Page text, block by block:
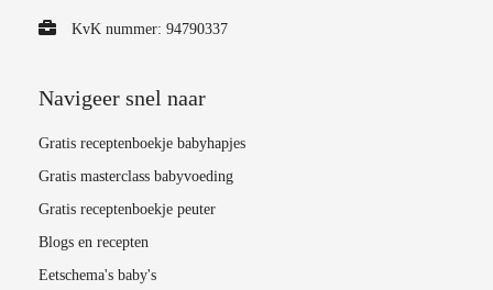
KvK nummer: 94790337
Navigeer snel naar
Gratis receptenboekje babyhapjes
Gratis masterclass babyvoeding
Gratis receptenboekje peuter
Blogs en recepten
Eetschema's baby's